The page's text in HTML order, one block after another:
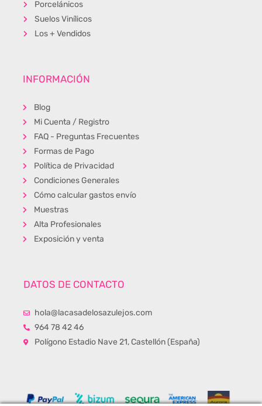
Porcelánicos
Suelos Vinílicos
Los + Vendidos
INFORMACIÓN
Blog
Mi Cuenta / Registro
FAQ - Preguntas Frecuentes
Formas de Pago
Política de Privacidad
Condiciones Generales
Cómo calcular gastos envío
Muestras
Alta Profesionales
Exposición y venta
DATOS DE CONTACTO
hola@lacasadelosazulejos.com
964 78 42 46
Polígono Estadio Nave 21, Castellón (España)